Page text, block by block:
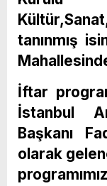
tanınmış
İftar
İstanbul
Başkanı
olarak